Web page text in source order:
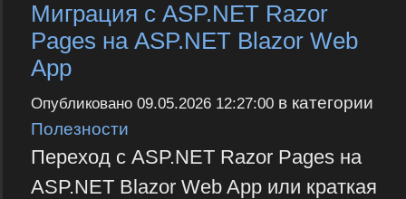
Миграция с ASP.NET Razor
Pages на ASP.NET Blazor Web
App
Опубликовано 09.05.2026 12:27:00в категории
Полезности
Переход с ASP.NET Razor Pages на
ASP.NET Blazor Web App или краткая